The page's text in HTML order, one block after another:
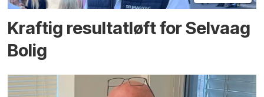
Kraftig resultatløft for Selvaag
Bolig